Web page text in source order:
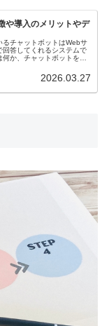
や導入のメリットやデ
るチャットボットはWebサ
回答してくれるシステムで
か、チャットボットを導
2026.03.27